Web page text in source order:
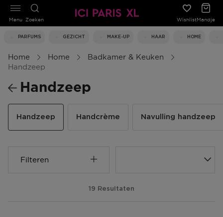
Zoeken WishlistMandje
PARFUMS GEZICHT MAKE-UP HAAR HOME
Menu
Home Home
Badkamer & Keuken
Handzeep
Handzeep
Handzeep Handcrème Navulling handzeep
Filteren
19 Resultaten